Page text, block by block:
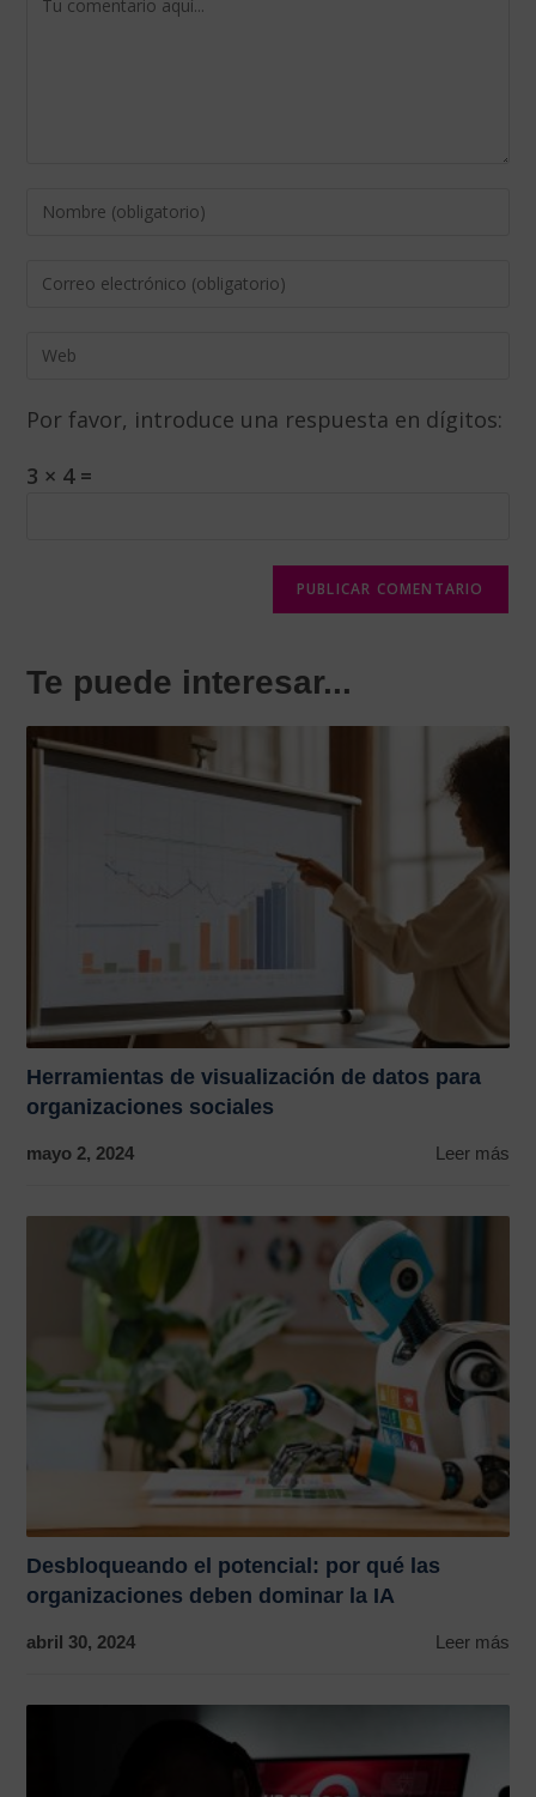
Por favor, introduce una respuesta en dígitos:
3 × 4 =
Te puede interesar...
Herramientas de visualización de datos para
organizaciones sociales
mayo 2, 2024 Leer más
Desbloqueando el potencial: por qué las
organizaciones deben dominar la IA
abril 30, 2024 Leer más